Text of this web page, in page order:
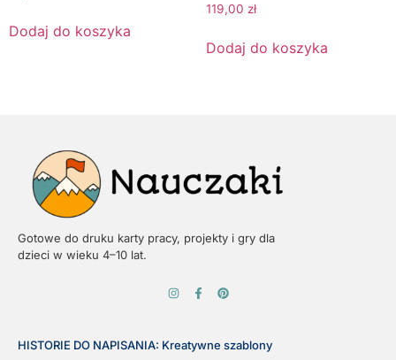
Dodaj do koszyka
119,00 zł
Dodaj do koszyka
Gotowe do druku karty pracy, projekty i gry dla
dzieci w wieku 4–10 lat.
HISTORIE DO NAPISANIA: Kreatywne szablony